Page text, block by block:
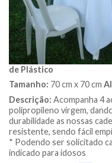
de Plástico
Tamanho: 70 cm x 70 cm
Descrição: Acompanha 4
polipropileno virgem,
durabilidade as nossas
resistente, sendo fácil
* Podendo ser solicitado
indicado para idosos